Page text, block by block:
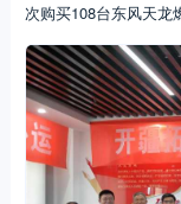
次购买108台东风天龙